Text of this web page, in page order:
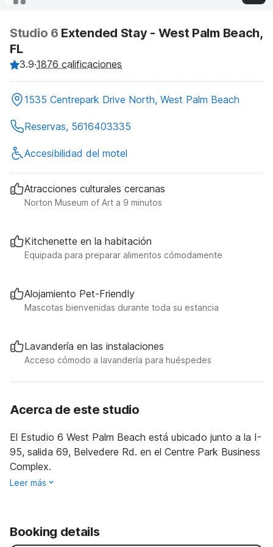
Studio 6 Extended Stay - West Palm Beach,
FL
3.9·1876 calificaciones
1535 Centrepark Drive North, West Palm Beach
Reservas, 5616403335
Accesibilidad del motel
Atracciones culturales cercanas
Norton Museum of Art a 9 minutos
Kitchenette en la habitación
Equipada para preparar alimentos cómodamente
Alojamiento Pet-Friendly
Mascotas bienvenidas durante toda su estancia
Lavandería en las instalaciones
Acceso cómodo a lavandería para huéspedes
Acerca de este studio
El Estudio 6 West Palm Beach está ubicado junto a la I-
95, salida 69, Belvedere Rd. en el Centre Park Business
Complex.
Leer más
Booking details